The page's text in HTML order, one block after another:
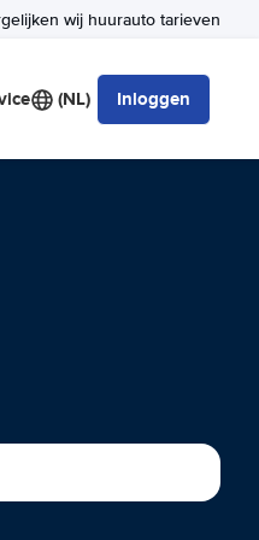
wij huurauto tarieven
(NL) Inloggen